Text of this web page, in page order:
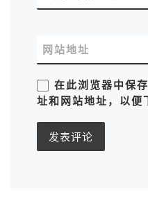
网站地址
在此浏览器中保
址和网站地址，以便